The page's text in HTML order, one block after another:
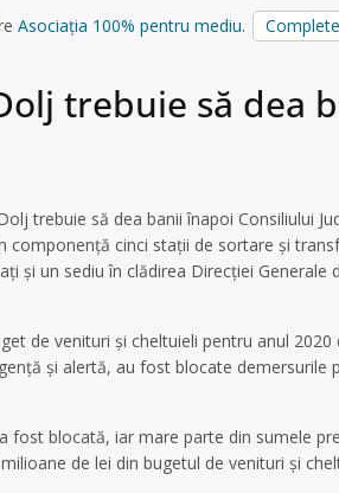
Asociația 100% pentru mediu.
trebuie să dea
trebuie să dea banii înapoi Consiliului
componenţă cinci staţii de sortare şi
şi un sediu în clădirea Direcţiei Generale
de venituri şi cheltuieli pentru anul
şi alertă, au fost blocate demersurile
fost blocată, iar mare parte din sumele
de lei din bugetul de venituri și